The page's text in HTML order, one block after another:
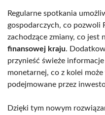
Regularne spotkania
gospodarczych, co pozwoli
zachodzące zmiany, co jest
finansowej kraju.
przynieść świeże
monetarnej, co z kolei
podejmowane przez
Dzięki tym nowym